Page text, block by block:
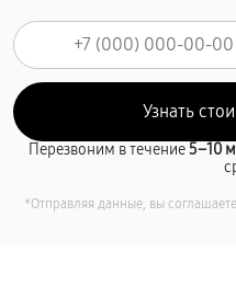
Перезвоним в течение5–10
*Отправляя данные, вы